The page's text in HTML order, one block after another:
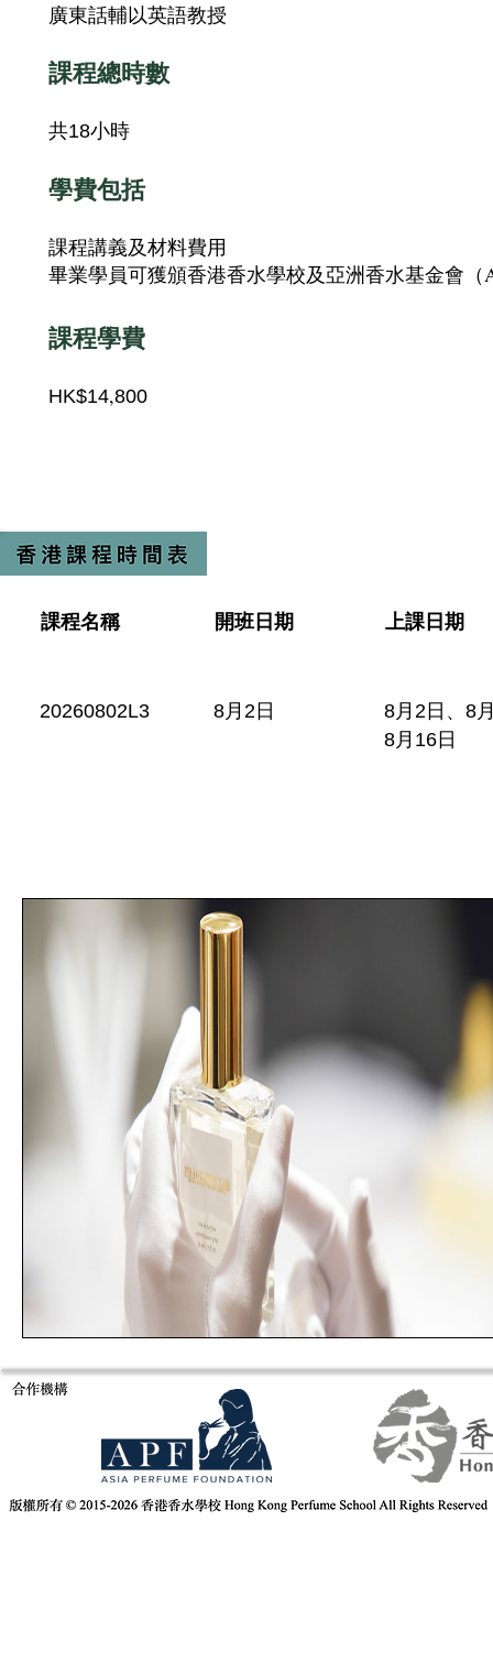
廣東話輔以英語教授
課程總時數
共18小時
學費包括
課程講義及材料費用
畢業學員可獲頒香港香水學校及亞洲香水基金會（
課程學費
HK$14,800
課程名稱 開班日期 上課日
20260802L3 8月2日
8月2日、8
8月16日